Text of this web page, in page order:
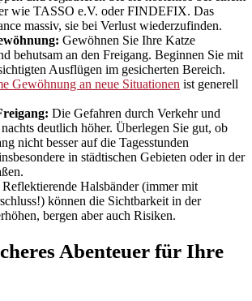
wie TASSO e.V. oder FINDEFIX. Das
massiv, sie bei Verlust wiederzufinden.
Gewöhnen Sie Ihre Katze
behutsam an den Freigang. Beginnen Sie mit
Ausflügen im gesicherten Bereich.
Gewöhnung an neue Situationen ist generell
Die Gefahren durch Verkehr und
deutlich höher. Überlegen Sie gut, ob
nicht besser auf die Tagesstunden
in städtischen Gebieten oder in der
Reflektierende Halsbänder (immer mit
können die Sichtbarkeit in der
bergen aber auch Risiken.
Abenteuer für Ihre